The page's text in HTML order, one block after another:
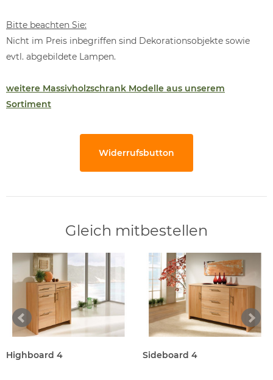
Bitte beachten Sie:
Nicht im Preis inbegriffen sind Dekorationsobjekte sowie
evtl. abgebildete Lampen.
weitere Massivholzschrank Modelle aus unserem
Sortiment
Widerrufsbutton
Gleich mitbestellen
Highboard 4 Sideboard 4